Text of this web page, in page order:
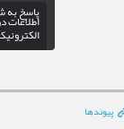
پاسخ به
پیوندها